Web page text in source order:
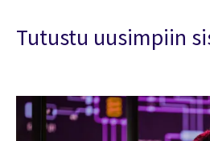
Tutustu uusimpiin